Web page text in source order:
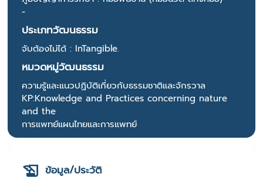
-
ประเภทวัฒนธรรม
จับต้องไม่ได้ : InTangible.
หมวดหมู่วัฒนธรรม
ความรู้และแนวปฏิบัติเกี่ยวกับธรรมชาติและจักรวาล
KP:Knowledge and Practices concerning nature
and the
การแพทย์แผนไทยและการแพทย์
ข้อมูล/ประวัติ